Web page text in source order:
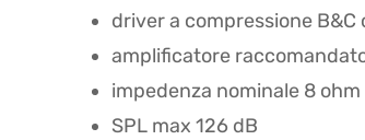
driver a compressione B&C
amplificatore
impedenza nominale 8 ohm
SPL max 126 dB